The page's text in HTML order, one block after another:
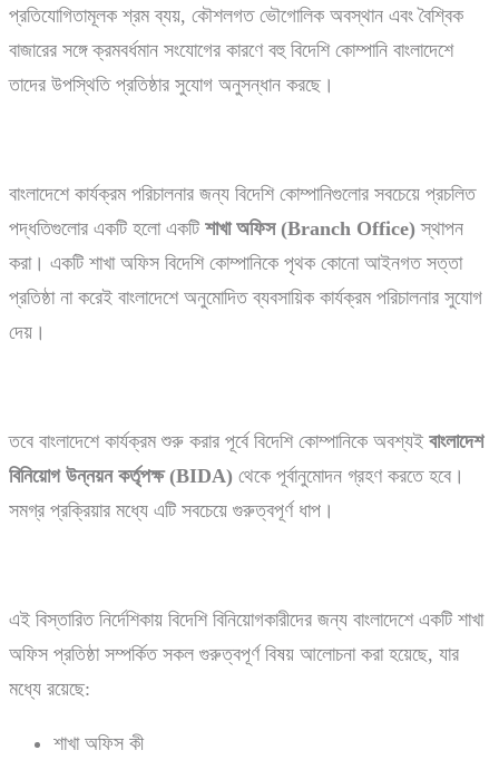
প্রতিযোগিতামূলক শ্রম ব্যয়, কৌশলগত ভৌগোলিক অবস্থান এবং বৈশ্বিক
বাজারের সঙ্গে ক্রমবর্ধমান সংযোগের কারণে বহু বিদেশি কোম্পানি বাংলাদেশে
তাদের উপস্থিতি প্রতিষ্ঠার সুযোগ অনুসন্ধান করছে।
বাংলাদেশে কার্যক্রম পরিচালনার জন্য বিদেশি কোম্পানিগুলোর সবচেয়ে প্রচলিত
পদ্ধতিগুলোর একটি হলো একটি শাখাঅফিস (Branch Office) স্থাপন
করা। একটি শাখা অফিস বিদেশি কোম্পানিকে পৃথক কোনো আইনগত সত্তা
প্রতিষ্ঠা না করেই বাংলাদেশে অনুমোদিত ব্যবসায়িক কার্যক্রম পরিচালনার সুযোগ
দেয়।
তবে বাংলাদেশে কার্যক্রম শুরু করার পূর্বে বিদেশি কোম্পানিকে অবশ্যই বাংলাদেশ
বিনিয়োগ উন্নয়ন কর্তৃপক্ষ (BIDA) থেকে পূর্বানুমোদন গ্রহণ করতে হবে।
সমগ্র প্রক্রিয়ার মধ্যে এটি সবচেয়ে গুরুত্বপূর্ণ ধাপ।
এই বিস্তারিত নির্দেশিকায় বিদেশি বিনিয়োগকারীদের জন্য বাংলাদেশে একটি শাখা
অফিস প্রতিষ্ঠা সম্পর্কিত সকল গুরুত্বপূর্ণ বিষয় আলোচনা করা হয়েছে, যার
মধ্যে রয়েছে:
শাখা অফিস কী